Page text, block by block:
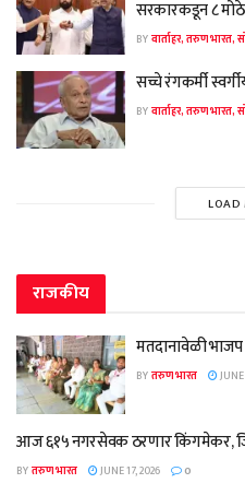
सरकारकडून ८ मोठे
BYवार्ताहर, तरुण भारत,
सच्चे रंगकर्मी
BYवार्ताहर, तरुण भारत,
LOAD
राजकीय
मतदानावेळी
BYतरुण भारत JUNE
आज ६१५ नगरसेवक ठरणार किंगमेकर,
BYतरुण भारत JUNE 17, 2026 0